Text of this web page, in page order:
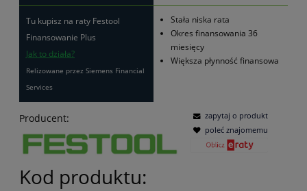
Tu kupisz na raty Festool
Finansowanie Plus
Jak to działa?
Relizowane przez Siemens Financial
Services
Stała niska rata
Okres finansowania 36
miesięcy
Większa płynność finansowa
Producent:
Kod produktu:
zapytaj o produkt
poleć znajomemu